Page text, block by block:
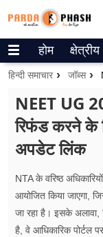
Trending on
वेब स्टोरीज
उत्तर प्रदेश
गैलरी
वीडियो
होम क्षेत्रीय
हिन्दी समाचार जॉब्स
NEET UG
रिफंड करने के
अपडेट लिंक
NTA के वरिष्ठ
आयोजित किया जाएगा,
जा रहा है। इसके अलावा,
है, वे आधिकारिक पोर्टल